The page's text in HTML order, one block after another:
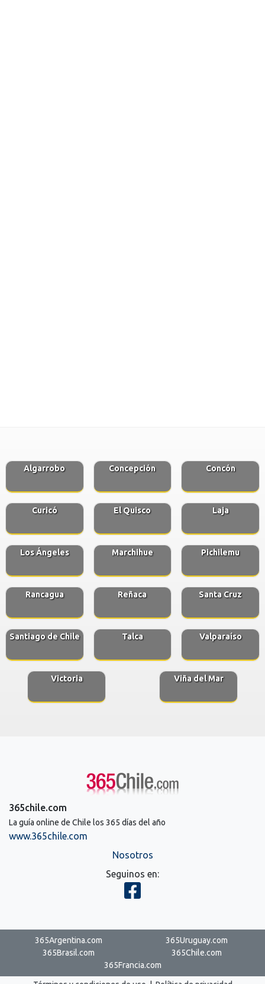
Algarrobo Concepción Concón
Curicó El Quisco Laja
Los Ángeles Marchihue Pichilemu
Rancagua Reñaca Santa Cruz
Santiago de Chile Talca Valparaíso
Victoria Viña del Mar
365chile.com
La guía online de Chile los 365 días del año
www.365chile.com
Nosotros
Seguinos en:
365Argentina.com
365Uruguay.com
365Brasil.com
365Chile.com
365Francia.com